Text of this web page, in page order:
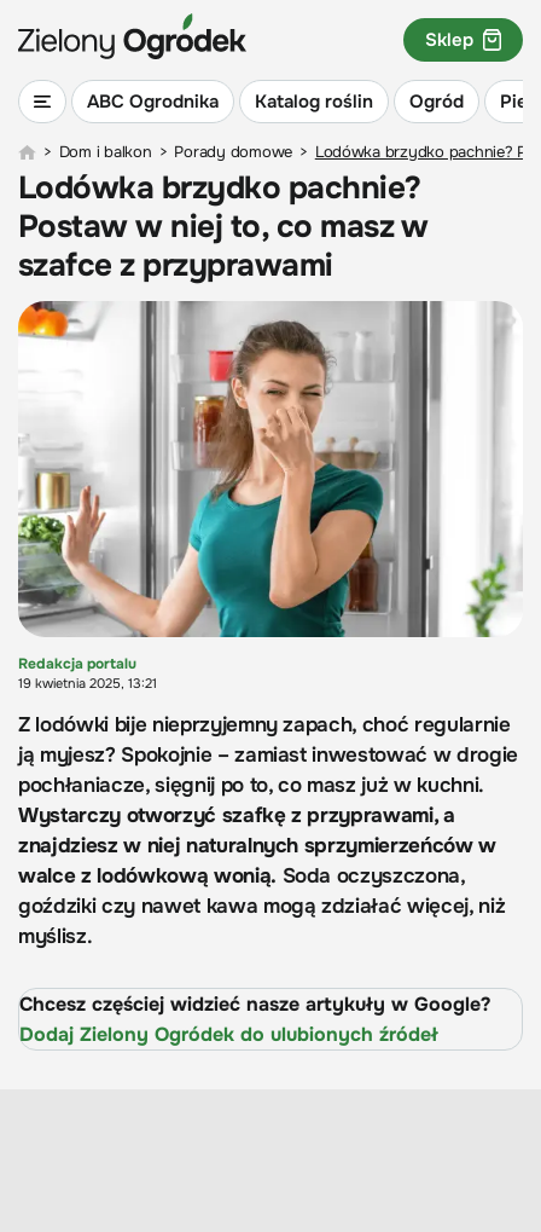
ABC Ogrodnika Katalog roślin Ogród
Sklep
> Dom i balkon > Porady domowe > Lodówka brzydko pachnie?
Lodówka brzydko pachnie?
Postaw w niej to, co masz w
szafce z przyprawami
Redakcja portalu
19 kwietnia 2025, 13:21
Z lodówki bije nieprzyjemny zapach, choć regularnie
ją myjesz? Spokojnie – zamiast inwestować w drogie
pochłaniacze, sięgnij po to, co masz już w kuchni.
Wystarczy otworzyć szafkę z przyprawami, a
znajdziesz w niej naturalnych sprzymierzeńców w
walce z lodówkową wonią. Soda oczyszczona,
goździki czy nawet kawa mogą zdziałać więcej, niż
myślisz.
Chcesz częściej widzieć nasze artykuły w Google?
Dodaj Zielony Ogródek do ulubionych źródeł